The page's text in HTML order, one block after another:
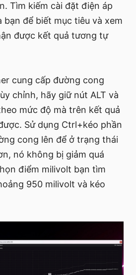
Tìm kiếm cài đặt điện áp
bạn để biết mục tiêu và xem
được kết quả tương tự
cung cấp đường cong
chỉnh, hãy giữ nút ALT và
mức độ mà trên kết quả
Sử dụng Ctrl+kéo phần
cong lên để ở trạng thái
nó không bị giảm quá
điểm milivolt bạn tìm
950 milivolt và kéo